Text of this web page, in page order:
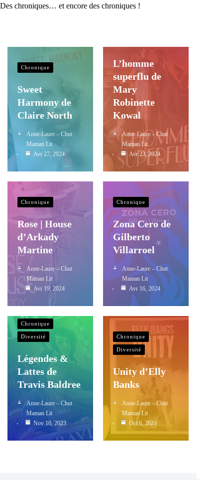
Des chroniques… et encore des chroniques !
Chronique
Sweet
Harmony de
Claire North
Anne-Laure – Chut
Maman Lit
Avr 27, 2024
L’homme
superflu de
Mary
Robinette
Kowal
Anne-Laure – Chut
Maman Lit
Avr 23, 2024
Chronique
Rose | House
d’Arkady
Martine
Anne-Laure – Chut
Maman Lit
Avr 19, 2024
Chronique
Zona Cero de
Gilberto
Villarroel
Anne-Laure – Chut
Maman Lit
Avr 16, 2024
Chronique
Diversité
Légendes &
Lattes de
Travis Baldree
Anne-Laure – Chut
Maman Lit
Nov 10, 2023
Chronique
Diversité
Unity d’Elly
Banks
Anne-Laure – Chut
Maman Lit
Oct 6, 2023